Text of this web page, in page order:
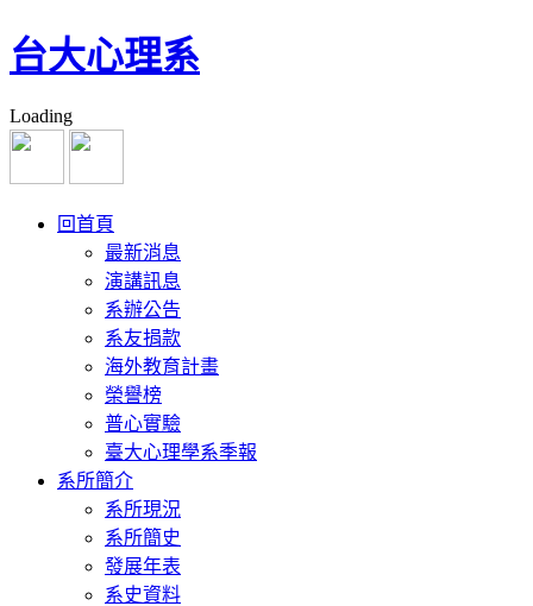
台大心理系
Loading
回首頁
最新消息
演講訊息
系辦公告
系友捐款
海外教育計畫
榮譽榜
普心實驗
臺大心理學系季報
系所簡介
系所現況
系所簡史
發展年表
系史資料